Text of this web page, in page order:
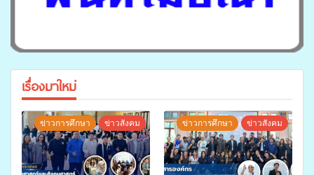
เรื่องมาใหม่
ข่าวการศึกษา ข่าวสังคม ข่าวการศึกษา ข่าวสังคม